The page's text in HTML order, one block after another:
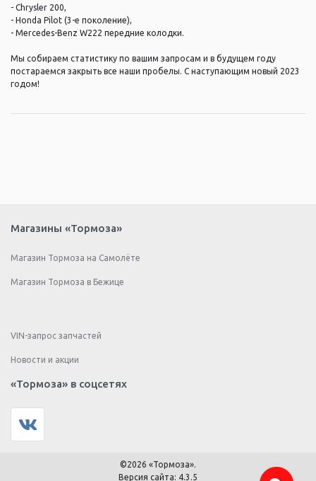
- Chrysler 200,
- Honda Pilot (3-е поколение),
- Mercedes-Benz W222 передние колодки.
Мы собираем статистику по вашим запросам и в будущем году
постараемся закрыть все наши пробелы. С наступающим новый 2023
годом!
Магазины «Тормоза»
Магазин Тормоза на Самолёте
Магазин Тормоза в Бежице
VIN-запрос запчастей
Новости и акции
«Тормоза» в соцсетях
©2026 «Тормоза».
Версия сайта: 4.3.5